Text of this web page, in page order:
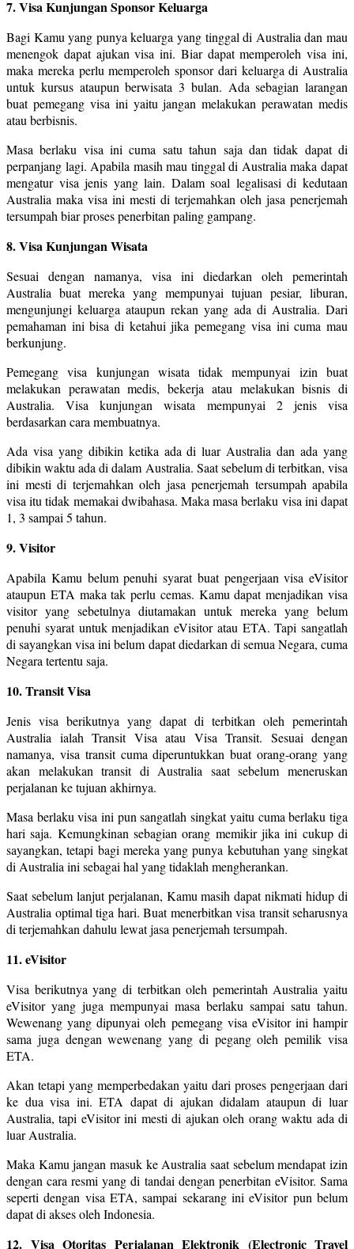
7. Visa Kunjungan Sponsor Keluarga
Bagi Kamu yang punya keluarga yang tinggal di Australia dan mau
menengok dapat ajukan visa ini. Biar dapat memperoleh visa ini,
maka mereka perlu memperoleh sponsor dari keluarga di Australia
untuk kursus ataupun berwisata 3 bulan. Ada sebagian larangan
buat pemegang visa ini yaitu jangan melakukan perawatan medis
atau berbisnis.
Masa berlaku visa ini cuma satu tahun saja dan tidak dapat di
perpanjang lagi. Apabila masih mau tinggal di Australia maka dapat
mengatur visa jenis yang lain. Dalam soal legalisasi di kedutaan
Australia maka visa ini mesti di terjemahkan oleh jasa penerjemah
tersumpah biar proses penerbitan paling gampang.
8. Visa Kunjungan Wisata
Sesuai dengan namanya, visa ini diedarkan oleh pemerintah
Australia buat mereka yang mempunyai tujuan pesiar, liburan,
mengunjungi keluarga ataupun rekan yang ada di Australia. Dari
pemahaman ini bisa di ketahui jika pemegang visa ini cuma mau
berkunjung.
Pemegang visa kunjungan wisata tidak mempunyai izin buat
melakukan perawatan medis, bekerja atau melakukan bisnis di
Australia. Visa kunjungan wisata mempunyai 2 jenis visa
berdasarkan cara membuatnya.
Ada visa yang dibikin ketika ada di luar Australia dan ada yang
dibikin waktu ada di dalam Australia. Saat sebelum di terbitkan, visa
ini mesti di terjemahkan oleh jasa penerjemah tersumpah apabila
visa itu tidak memakai dwibahasa. Maka masa berlaku visa ini dapat
1, 3 sampai 5 tahun.
9. Visitor
Apabila Kamu belum penuhi syarat buat pengerjaan visa eVisitor
ataupun ETA maka tak perlu cemas. Kamu dapat menjadikan visa
visitor yang sebetulnya diutamakan untuk mereka yang belum
penuhi syarat untuk menjadikan eVisitor atau ETA. Tapi sangatlah
di sayangkan visa ini belum dapat diedarkan di semua Negara, cuma
Negara tertentu saja.
10. Transit Visa
Jenis visa berikutnya yang dapat di terbitkan oleh pemerintah
Australia ialah Transit Visa atau Visa Transit. Sesuai dengan
namanya, visa transit cuma diperuntukkan buat orang-orang yang
akan melakukan transit di Australia saat sebelum meneruskan
perjalanan ke tujuan akhirnya.
Masa berlaku visa ini pun sangatlah singkat yaitu cuma berlaku tiga
hari saja. Kemungkinan sebagian orang memikir jika ini cukup di
sayangkan, tetapi bagi mereka yang punya kebutuhan yang singkat
di Australia ini sebagai hal yang tidaklah mengherankan.
Saat sebelum lanjut perjalanan, Kamu masih dapat nikmati hidup di
Australia optimal tiga hari. Buat menerbitkan visa transit seharusnya
di terjemahkan dahulu lewat jasa penerjemah tersumpah.
11. eVisitor
Visa berikutnya yang di terbitkan oleh pemerintah Australia yaitu
eVisitor yang juga mempunyai masa berlaku sampai satu tahun.
Wewenang yang dipunyai oleh pemegang visa eVisitor ini hampir
sama juga dengan wewenang yang di pegang oleh pemilik visa
ETA.
Akan tetapi yang memperbedakan yaitu dari proses pengerjaan dari
ke dua visa ini. ETA dapat di ajukan didalam ataupun di luar
Australia, tapi eVisitor ini mesti di ajukan oleh orang waktu ada di
luar Australia.
Maka Kamu jangan masuk ke Australia saat sebelum mendapat izin
dengan cara resmi yang di tandai dengan penerbitan eVisitor. Sama
seperti dengan visa ETA, sampai sekarang ini eVisitor pun belum
dapat di akses oleh Indonesia.
12. Visa Otoritas Perjalanan Elektronik (Electronic Travel